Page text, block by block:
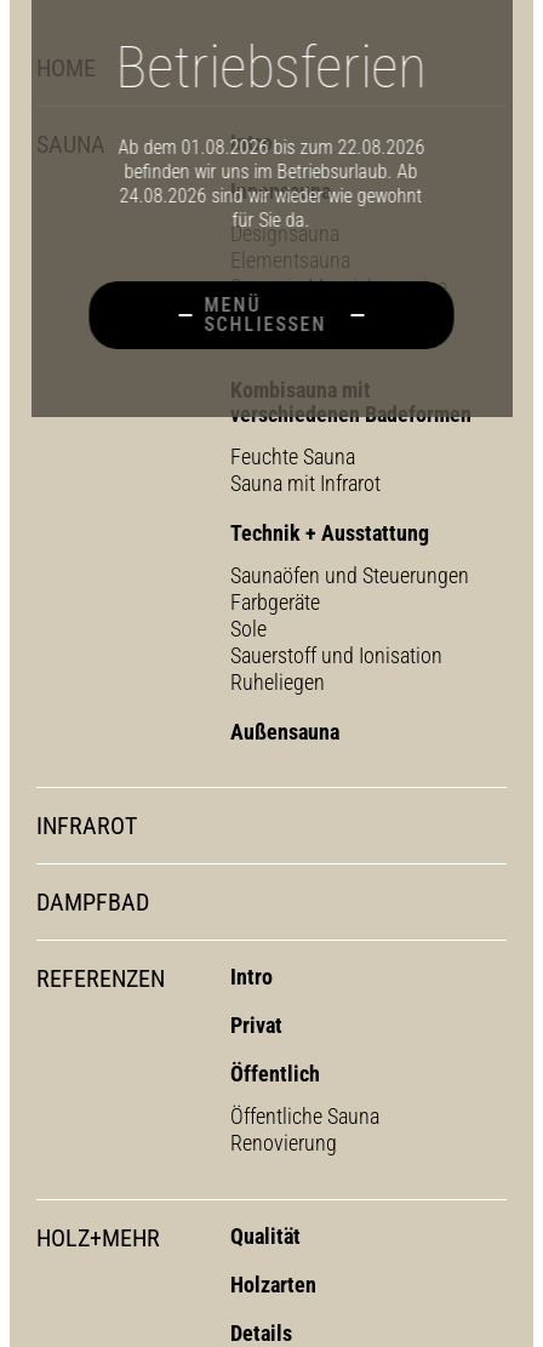
HOME
SAUNA
Intro
Innensauna
Designsauna
Elementsauna
Sauna in Massivbauweise
Sauna in Dachschräge
Kombisauna mit
verschiedenen Badeformen
Feuchte Sauna
Sauna mit Infrarot
Technik + Ausstattung
Saunaöfen und Steuerungen
Farbgeräte
Sole
Sauerstoff und Ionisation
Ruheliegen
Außensauna
INFRAROT
DAMPFBAD
REFERENZEN
Intro
Privat
Öffentlich
Öffentliche Sauna
Renovierung
HOLZ+MEHR
Qualität
Holzarten
Details
Ab dem 01.08.2026 bis zum 22.08.2026
befinden wir uns im Betriebsurlaub. Ab
24.08.2026 sind wir wieder wie gewohnt
für Sie da.
Betriebsferien
MENÜ
SCHLIESSEN